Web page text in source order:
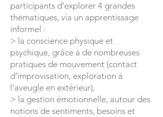
participants d’explorer 4 grandes
thématiques, via un apprentissage
informel :
> la conscience physique et
psychique, grâce à de nombreuses
pratiques de mouvement (contact
d’improvisation, exploration à
l’aveugle en extérieur),
> la gestion émotionnelle, autour des
notions de sentiments, besoins et